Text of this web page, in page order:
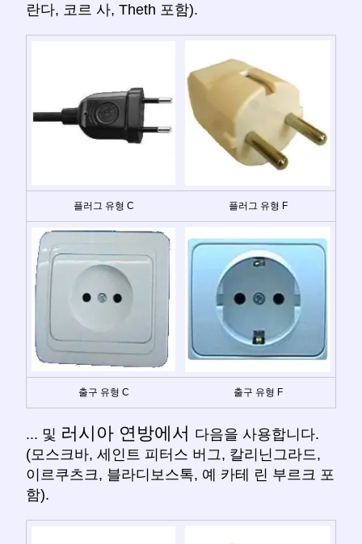
란다, 코르 사, Theth 포함).
플러그 유형 C 플러그 유형 F
출구 유형 C 출구 유형 F
... 및 러시아 연방에서 다음을 사용합니다.
(모스크바, 세인트 피터스 버그, 칼리닌그라드,
이르쿠츠크, 블라디보스톡, 예 카테 린 부르크 포
함).